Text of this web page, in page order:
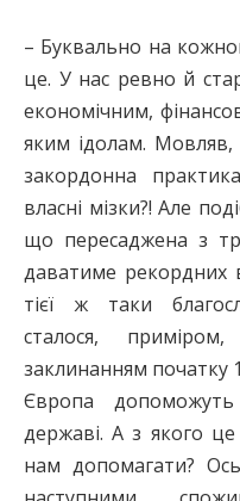
– Буквально на
це. У нас ревно й
економічним,
яким ідолам.
закордонна
власні мізки?! Але
що пересаджена з
даватиме рекордних
тієї ж таки
сталося,
заклинанням початку
Європа допоможуть
державі. А з якого
нам допомагати?